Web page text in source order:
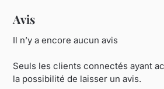
Avis
Il n’y a encore aucun avis
Seuls les clients connectés ayant
la possibilité de laisser un avis.